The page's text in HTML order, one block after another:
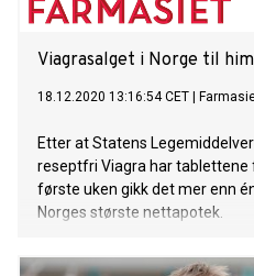
Viagrasalget i Norge til
18.12.2020 13:16:54 CET
Etter at Statens
reseptfri Viagra har tablettene
første uken gikk det mer enn
Norges største nettapotek.